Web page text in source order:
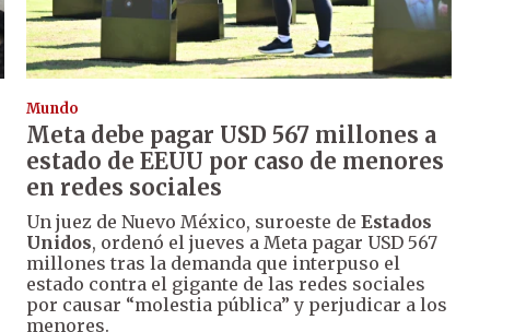
Mundo
Meta debe pagar USD 567 millones a
estado de EEUU por caso de menores
en redes sociales
Un juez de Nuevo México, suroeste de Estados
Unidos, ordenó el jueves a Meta pagar USD 567
millones tras la demanda que interpuso el
estado contra el gigante de las redes sociales
por causar “molestia pública” y perjudicar a los
menores.